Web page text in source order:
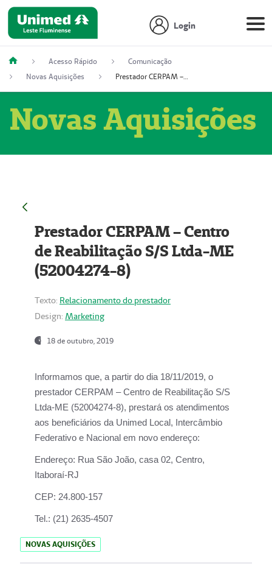
Login
Acesso Rápido
Comunicação
Novas Aquisições
Prestador CERPAM – Centro de Reabilitação S/S Ltda-ME (52004274-8)
Novas Aquisições
Prestador CERPAM – Centro
de Reabilitação S/S Ltda-ME
(52004274-8)
Texto: Relacionamento do prestador
Design: Marketing
18 de outubro, 2019
Informamos que, a partir do dia 18/11/2019, o
prestador CERPAM – Centro de Reabilitação S/S
Ltda-ME (52004274-8), prestará os atendimentos
aos beneficiários da Unimed Local, Intercâmbio
Federativo e Nacional em novo endereço:
Endereço: Rua São João, casa 02, Centro,
Itaboraí-RJ
CEP: 24.800-157
Tel.: (21) 2635-4507
NOVAS AQUISIÇÕES